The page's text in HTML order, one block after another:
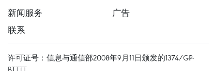
新闻服务
广告
联系
许可证号：信息与通信部2008年9月11日颁发的1374/GP-
BTTTT。